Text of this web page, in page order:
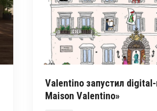
Valentino запустил digital-
Maison Valentino»